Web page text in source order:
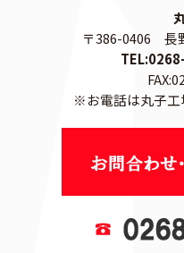
〒386-0406 長
※お電話は丸子工